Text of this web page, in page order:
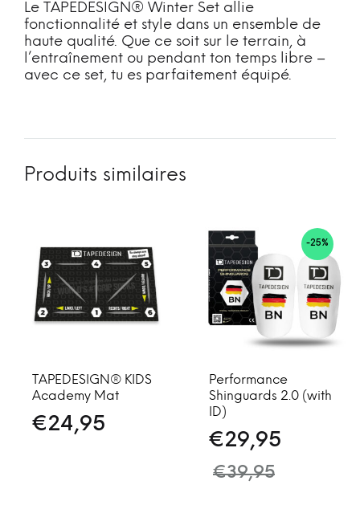
Le TAPEDESIGN® Winter Set allie
fonctionnalité et style dans un ensemble de
haute qualité. Que ce soit sur le terrain, à
l’entraînement ou pendant ton temps libre –
avec ce set, tu es parfaitement équipé.
Produits similaires
TAPEDESIGN® KIDS
Academy Mat
€24,95
-25%
Performance
Shinguards 2.0 (with
ID)
€29,95
€39,95